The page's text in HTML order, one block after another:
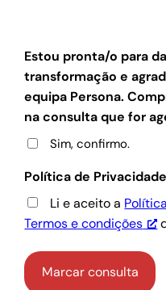
Estou pronta/o para
transformação e
equipa Persona.
na consulta que for
Sim, confirmo.
Política de Privacidade
Li e aceito a
Termos e condições